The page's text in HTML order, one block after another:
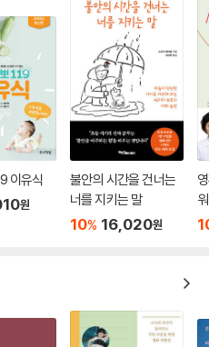
이유식
원
불안의 시간을 건너는
너를 지키는 말
10% 16,020원